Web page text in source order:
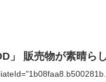
」 販売物が素晴らし